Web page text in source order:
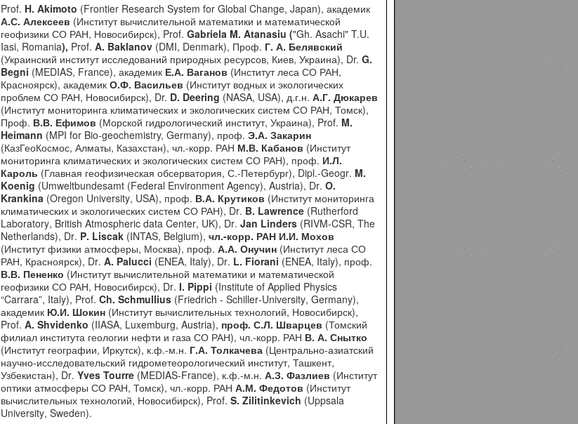
Prof. H. Akimoto (Frontier Research System for Global Change, Japan), академик
А.С. Алексеев (Институт вычислительной математики и математической
геофизики СО РАН, Новосибирск), Prof. Gabriela M. Atanasiu ("Gh. Asachi" T.U.
Iasi, Romania), Prof. A. Baklanov(DMI, Denmark), Проф. Г. А. Белявский
(Украинский институт исследований природных ресурсов, Киев, Украина), Dr. G.
Begni (MEDIAS, France), академик Е.А. Ваганов (Институт леса СО РАН,
Красноярск), академик О.Ф. Васильев (Институт водных и экологических
проблем СО РАН, Новосибирск), Dr. D. Deering (NASA, USA), д.г.н. А.Г. Дюкарев
(Институт мониторинга климатических и экологических систем СО РАН, Томск),
Проф. В.В. Ефимов (Морской гидрологический институт, Украина), Prof. M.
Heimann (MPI for Bio-geochemistry, Germany), проф. Э.А. Закарин
(КазГеоКосмос, Алматы, Казахстан), чл.-корр. РАН М.В. Кабанов (Институт
мониторинга климатических и экологических систем СО РАН), проф. И.Л.
Кароль (Главная геофизическая обсерватория, С.-Петербург), Dipl.-Geogr. M.
Koenig (Umweltbundesamt(Federal Environment Agency), Austria), Dr. O.
Krankina(Oregon University, USA), проф. В.А. Крутиков (Институт мониторинга
климатических и экологических систем СО РАН), Dr. B. Lawrence(Rutherford
Laboratory, British Atmospheric data Center, UK), Dr. Jan Linders(RIVM-CSR, The
Netherlands), Dr. P. Liscak(INTAS, Belgium), чл.-корр. РАН И.И. Мохов
(Институт физики атмосферы, Москва), проф. А.А. Онучин(Институт леса СО
РАН, Красноярск), Dr. A. Palucci (ENEA, Italy), Dr. L. Fiorani (ENEA, Italy), проф.
В.В. Пененко (Институт вычислительной математики и математической
геофизики СО РАН, Новосибирск), Dr. I. Pippi (Institute of Applied Physics
“Carrara”, Italy), Prof. Ch. Schmullius(Friedrich - Schiller-University, Germany),
академикЮ.И. Шокин (Институт вычислительных технологий, Новосибирск),
Prof. A. Shvidenko (IIASA, Luxemburg, Austria), проф. С.Л. Шварцев (Томский
филиал института геологии нефти и газа СО РАН), чл.-корр. РАН В. А. Снытко
(Институт географии, Иркутск), к.ф.-м.н. Г.А. Толкачева (Центрально-азиатский
научно-исследовательский гидрометеорологический институт, Ташкент,
Узбекистан), Dr. Yves Tourre(MEDIAS-France), к.ф.-м.н. А.З. Фазлиев (Институт
оптики атмосферы СО РАН, Томск), чл.-корр. РАН А.М. Федотов (Институт
вычислительных технологий, Новосибирск), Prof. S. Zilitinkevich (Uppsala
University, Sweden).